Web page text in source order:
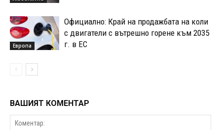
Европа
Официално: Край на продажбата на коли
с двигатели с вътрешно горене към 2035
г. в ЕС
ВАШИЯТ КОМЕНТАР